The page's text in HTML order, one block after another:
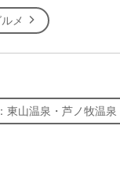
メ
東山温泉・芦ノ牧温泉